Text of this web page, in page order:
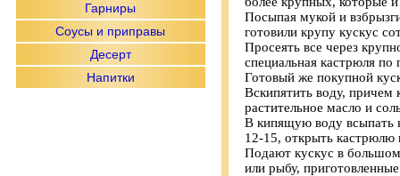
Гарниры
Соусы и приправы
Десерт
Напитки
Посыпая мукой и
готовили крупу кускус
Просеять все через
специальная кастрюля
Готовый же покупной
Вскипятить воду, причем
растительное масло и
В кипящую воду всыпать
12-15, открыть кастрюлю
Подают кускус в
или рыбу,